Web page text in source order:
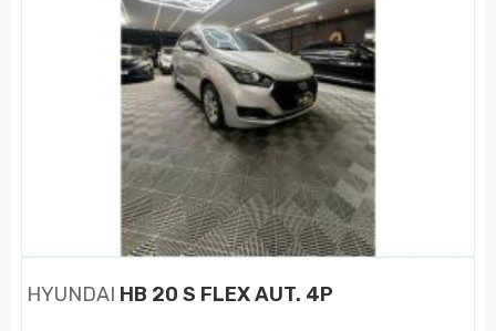
HYUNDAI HB 20 S FLEX AUT. 4P